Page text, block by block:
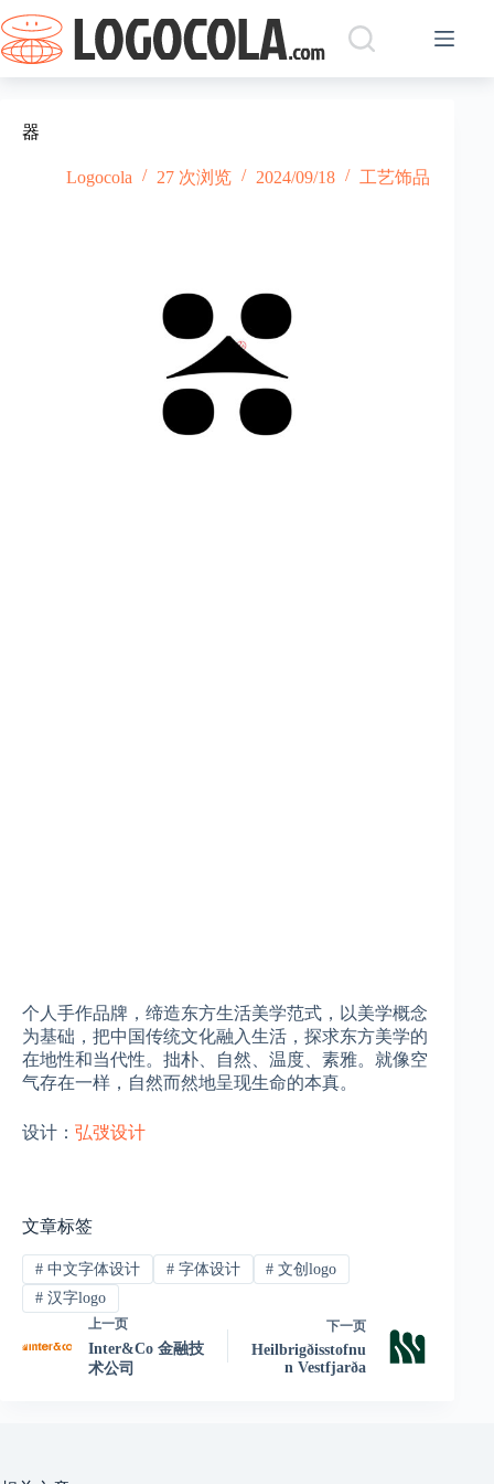
过
内
容
器
Logocola 27 次浏览 2024/09/18 工艺饰品
个人手作品牌，缔造东方生活美学范式，以美学概念
为基础，把中国传统文化融入生活，探求东方美学的
在地性和当代性。拙朴、自然、温度、素雅。就像空
气存在一样，自然而然地呈现生命的本真。
设计： 弘弢设计
文章标签
#中文字体设计 #字体设计 # 文创logo
#汉字logo
上一页
Inter&Co 金融技
术公司
下一页
Heilbrigðisstofnu
n Vestfjarða